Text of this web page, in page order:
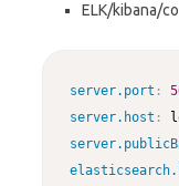
ELK/kibana/
server.port :
server.host :